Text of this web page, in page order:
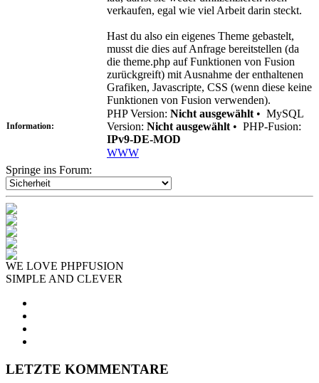
verkaufen, egal wie viel Arbeit darin steckt.
Hast du also ein eigenes Theme gebastelt,
musst die dies auf Anfrage bereitstellen (da
die theme.php auf Funktionen von Fusion
zurückgreift) mit Ausnahme der enthaltenen
Grafiken, Javascripte, CSS (wenn diese keine
Funktionen von Fusion verwenden).
Information:
PHP Version: Nicht ausgewählt • MySQL
Version: Nicht ausgewählt • PHP-Fusion:
IPv9-DE-MOD
WWW
Springe ins Forum:
WE LOVE PHPFUSION
SIMPLE AND CLEVER
LETZTE KOMMENTARE